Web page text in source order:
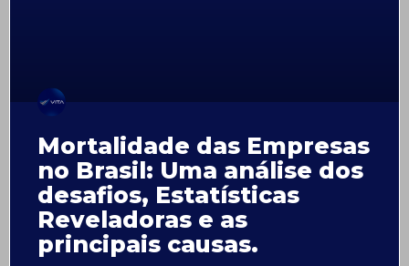
Mortalidade das Empresas
no Brasil: Uma análise dos
desafios, Estatísticas
Reveladoras e as
principais causas.